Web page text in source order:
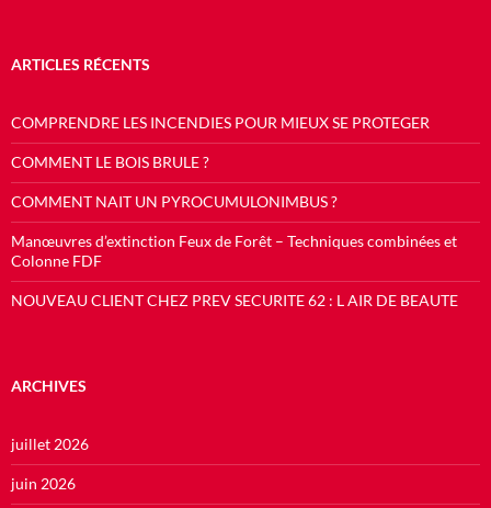
ARTICLES RÉCENTS
COMPRENDRE LES INCENDIES POUR MIEUX SE PROTEGER
COMMENT LE BOIS BRULE ?
COMMENT NAIT UN PYROCUMULONIMBUS ?
Manœuvres d’extinction Feux de Forêt – Techniques combinées et
Colonne FDF
NOUVEAU CLIENT CHEZ PREV SECURITE 62 : L AIR DE BEAUTE
ARCHIVES
juillet 2026
juin 2026